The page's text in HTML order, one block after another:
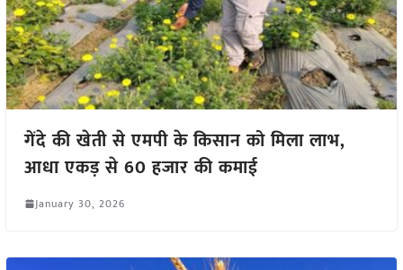
गेंदे की खेती से एमपी के किसान को मिला लाभ,
आधा एकड़ से 60 हजार की कमाई
January 30, 2026